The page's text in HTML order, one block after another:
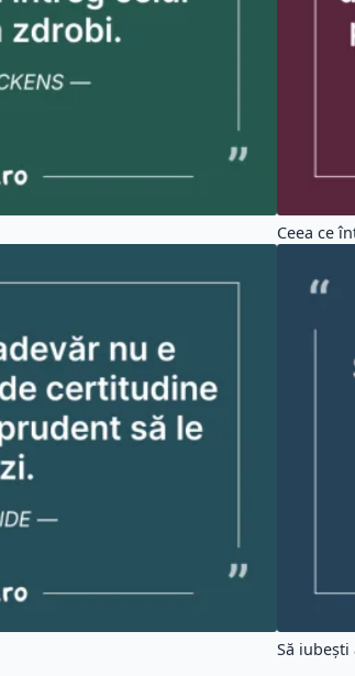
Ceea ce
Să iubești